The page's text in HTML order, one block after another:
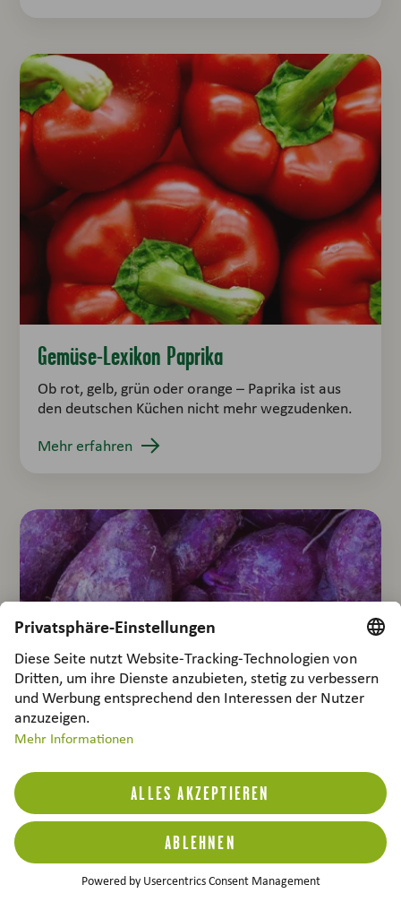
Gemüse-Lexikon Paprika
Ob rot, gelb, grün oder orange – Paprika ist aus
den deutschen Küchen nicht mehr wegzudenken.
Mehr erfahren
Gemüse-Lexikon Lila Süsskartoffel
Auf einmal war sie da – die lila Süßkartoffel.
Mehr erfahren